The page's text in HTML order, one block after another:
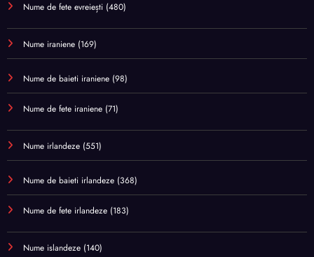
Nume de fete evreiești (480)
Nume iraniene (169)
Nume de baieti iraniene (98)
Nume de fete iraniene (71)
Nume irlandeze (551)
Nume de baieti irlandeze (368)
Nume de fete irlandeze (183)
Nume islandeze (140)